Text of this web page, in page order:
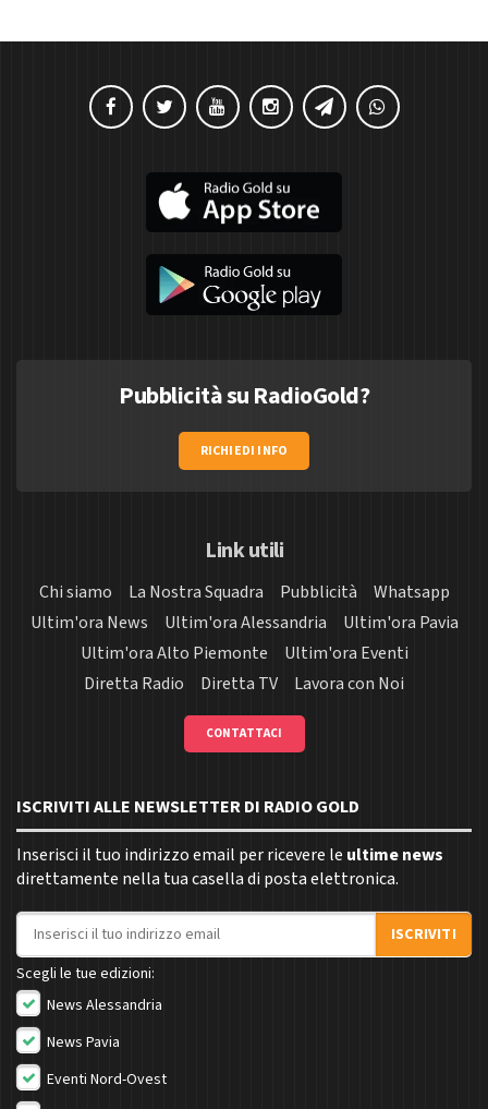
Pubblicità su RadioGold?
RICHIEDI INFO
Link utili
Chi siamo La Nostra Squadra Pubblicità
Whatsapp
Ultim'ora News
Ultim'ora Alessandria
Ultim'ora Pavia
Ultim'ora Alto Piemonte
Ultim'ora Eventi
Diretta Radio
Diretta TV Lavora con Noi
CONTATTACI
ISCRIVITI ALLE NEWSLETTER DI RADIO GOLD
Inserisci il tuo indirizzo email per ricevere le ultime news
direttamente nella tua casella di posta elettronica.
Indirizzo email
ISCRIVITI
Scegli le tue edizioni:
News Alessandria
News Pavia
Eventi Nord-Ovest